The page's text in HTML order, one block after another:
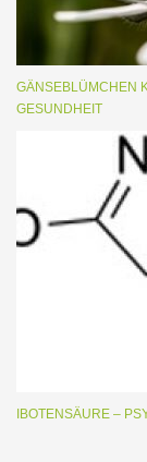
GÄNSEBLÜMCHEN
GESUNDHEIT
IBOTENSÄURE –